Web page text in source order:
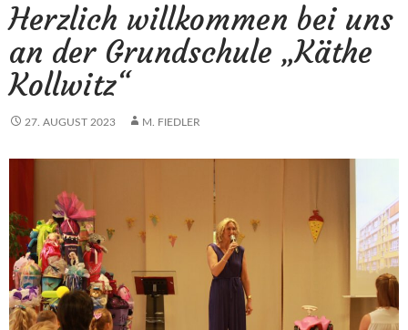
Herzlich willkommen bei uns
an der Grundschule „Käthe
Kollwitz“
27. AUGUST 2023 M. FIEDLER